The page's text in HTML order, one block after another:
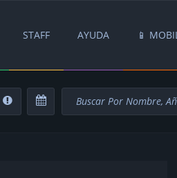
STAFF AYUDA 📱